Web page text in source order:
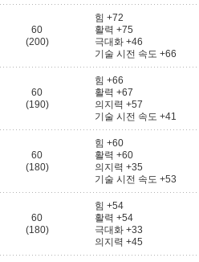
60
(200)
힘 +72
활력 +75
극대화 +46
기술 시전 속도 +66
60
(190)
힘 +66
활력 +67
의지력 +57
기술 시전 속도 +41
60
(180)
힘 +60
활력 +60
의지력 +35
기술 시전 속도 +53
60
(180)
힘 +54
활력 +54
극대화 +33
의지력 +45